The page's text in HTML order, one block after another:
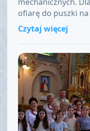
ofiarę do puszki
Czytaj więcej